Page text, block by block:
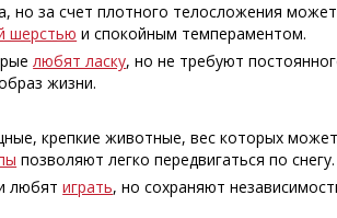
но за счет плотного телосложения
шерстью и спокойным темпераментом.
любят ласку, но не требуют
жизни.
крепкие животные, вес которых
позволяют легко передвигаться по снегу.
любятиграть, но сохраняют